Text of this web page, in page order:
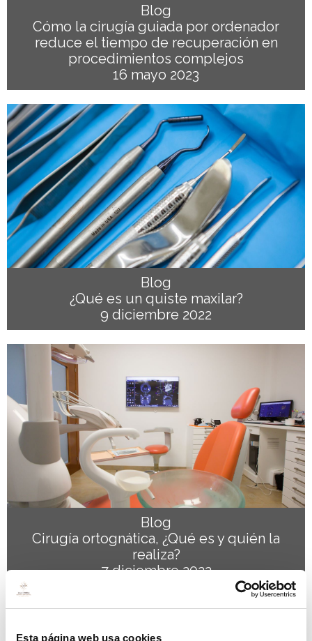
Esta página web usa cookies
Blog
Cómo la cirugía guiada por ordenador
reduce el tiempo de recuperación en
procedimientos complejos
16 mayo 2023
Blog
¿Qué es un quiste maxilar?
9 diciembre 2022
Blog
Cirugía ortognática, ¿Qué es y quién la
realiza?
7 diciembre 2022